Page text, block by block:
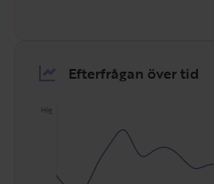
Efterfrågan över tid
Hög